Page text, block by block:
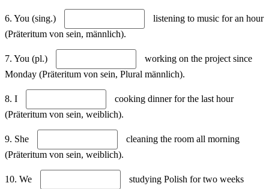
6. You (sing.)
listening to music for an hour
(Präteritum von sein, männlich).
7. You (pl.)
working on the project since
Monday (Präteritum von sein, Plural männlich).
8. I
cooking dinner for the last hour
(Präteritum von sein, weiblich).
9. She
cleaning the room all morning
(Präteritum von sein, weiblich).
10. We
studying Polish for two weeks